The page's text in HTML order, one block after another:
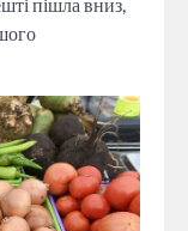
пішла вниз,